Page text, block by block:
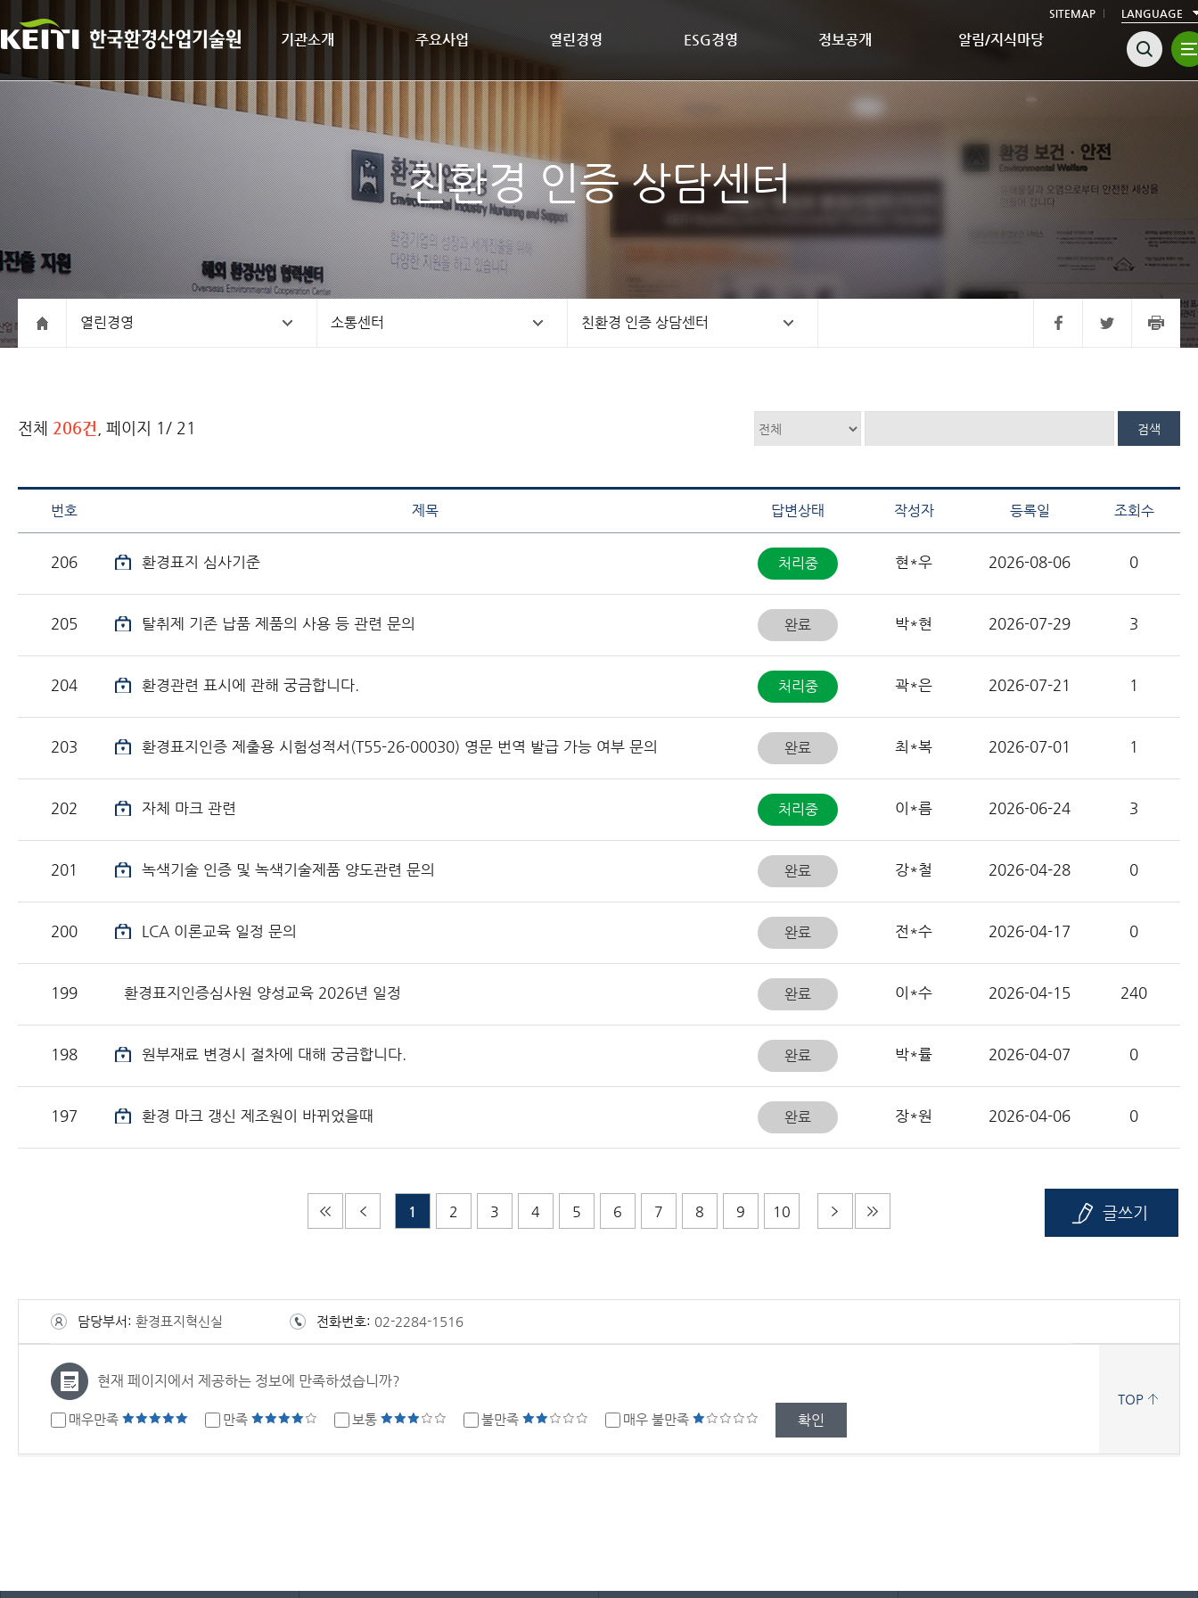
기관소개 주요사업 열린경영 ESG경영 정보공개 알림/지식마당
SITEMAP LANGUAGE
친환경 인증 상담센터
열린경영 소통센터 친환경 인증 상담센터
전체 206건 , 페이지 1 / 21
번호 제목 답변상태 작성자 등록일 조회수
206 환경표지 심사기준 처리중 현*우 2026-08-06 0
205 탈취제 기존 납품 제품의 사용 등 관련 문의 완료 박*현 2026-07-29 3
204 환경관련 표시에 관해 궁금합니다. 처리중 곽*은 2026-07-21 1
203 환경표지인증 제출용 시험성적서(T55-26-00030) 영문 번역 발급 가능 여부 문의 완료 최*복 2026-07-01 1
202 자체 마크 관련 처리중 이*름 2026-06-24 3
201 녹색기술 인증 및 녹색기술제품 양도관련 문의 완료 강*철 2026-04-28 0
200 LCA 이론교육 일정 문의 완료 전*수 2026-04-17 0
199 환경표지인증심사원 양성교육 2026년 일정 완료 이*수 2026-04-15 240
198 원부재료 변경시 절차에 대해 궁금합니다. 완료 박*률 2026-04-07 0
197 환경 마크 갱신 제조원이 바뀌었을때 완료 장*원 2026-04-06 0
1 2 3 4 5 6 7 8 9 10 글쓰기
담당부서: 환경표지혁신실 전화번호: 02-2284-1516
현재 페이지에서 제공하는 정보에 만족하셨습니까?
매우만족 만족 보통 불만족 매우 불만족 확인
TOP